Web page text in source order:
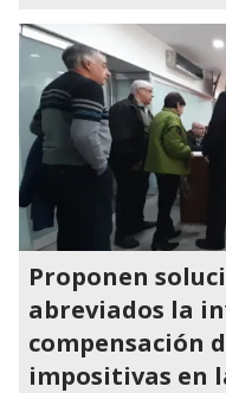
Proponen
abreviados la
compensación
impositivas en